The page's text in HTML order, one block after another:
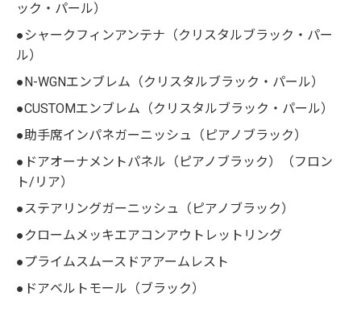
ック・パール）
●シャークフィンアンテナ（クリスタルブラック・パー
ル）
●N-WGNエンブレム（クリスタルブラック・パール）
●CUSTOMエンブレム（クリスタルブラック・パール）
●助手席インパネガーニッシュ（ピアノブラック）
●ドアオーナメントパネル（ピアノブラック）（フロン
ト/リア）
●ステアリングガーニッシュ（ピアノブラック）
●クロームメッキエアコンアウトレットリング
●プライムスムースドアアームレスト
●ドアベルトモール（ブラック）